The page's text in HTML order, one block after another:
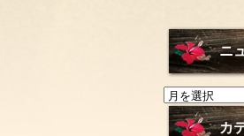
ニ
ニ
ュ
ー
カ